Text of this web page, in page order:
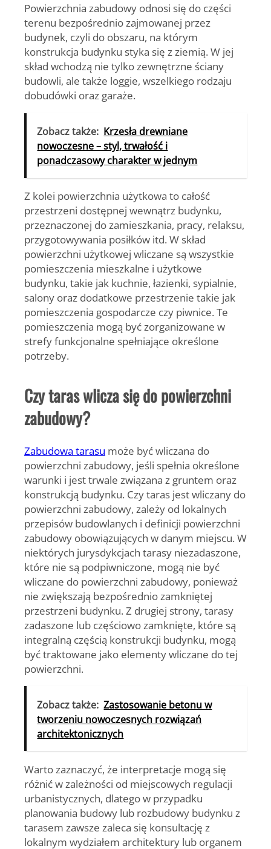
Powierzchnia zabudowy odnosi się do części
terenu bezpośrednio zajmowanej przez
budynek, czyli do obszaru, na którym
konstrukcja budynku styka się z ziemią. W jej
skład wchodzą nie tylko zewnętrzne ściany
budowli, ale także loggie, wszelkiego rodzaju
dobudówki oraz garaże.
Zobacz także: Krzesła drewniane
nowoczesne – styl, trwałość i
ponadczasowy charakter w jednym
Z kolei powierzchnia użytkowa to całość
przestrzeni dostępnej wewnątrz budynku,
przeznaczonej do zamieszkania, pracy, relaksu,
przygotowywania posiłków itd. W skład
powierzchni użytkowej wliczane są wszystkie
pomieszczenia mieszkalne i użytkowe
budynku, takie jak kuchnie, łazienki, sypialnie,
salony oraz dodatkowe przestrzenie takie jak
pomieszczenia gospodarcze czy piwnice. Te
pomieszczenia mogą być zorganizowane w
strefy funkcjonalne spełniające określone
potrzeby.
Czy taras wlicza się do powierzchni
zabudowy?
Zabudowa tarasu może być wliczana do
powierzchni zabudowy, jeśli spełnia określone
warunki i jest trwale związana z gruntem oraz
konstrukcją budynku. Czy taras jest wliczany do
powierzchni zabudowy, zależy od lokalnych
przepisów budowlanych i definicji powierzchni
zabudowy obowiązujących w danym miejscu. W
niektórych jurysdykcjach tarasy niezadaszone,
które nie są podpiwniczone, mogą nie być
wliczane do powierzchni zabudowy, ponieważ
nie zwiększają bezpośrednio zamkniętej
przestrzeni budynku. Z drugiej strony, tarasy
zadaszone lub częściowo zamknięte, które są
integralną częścią konstrukcji budynku, mogą
być traktowane jako elementy wliczane do tej
powierzchni.
Zobacz także: Zastosowanie betonu w
tworzeniu nowoczesnych rozwiązań
architektonicznych
Warto zaznaczyć, że interpretacje mogą się
różnić w zależności od miejscowych regulacji
urbanistycznych, dlatego w przypadku
planowania budowy lub rozbudowy budynku z
tarasem zawsze zaleca się konsultację z
lokalnym wydziałem architektury lub organem